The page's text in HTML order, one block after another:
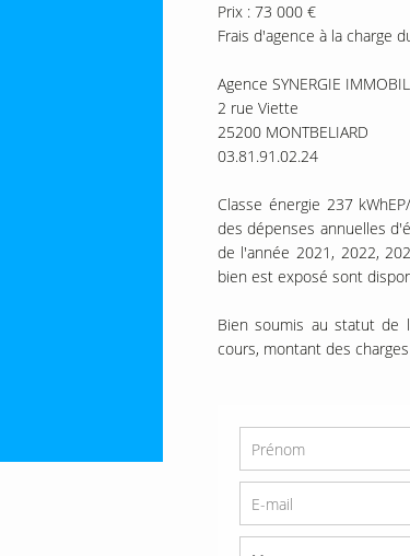
Prix : 73 000 €
Frais d'agence à la charge
Agence SYNERGIE
2 rue Viette
25200 MONTBELIARD
03.81.91.02.24
Classe énergie 237
des dépenses annuelles
de l'année 2021, 2022,
bien est exposé sont
Bien soumis au statut de
cours, montant des